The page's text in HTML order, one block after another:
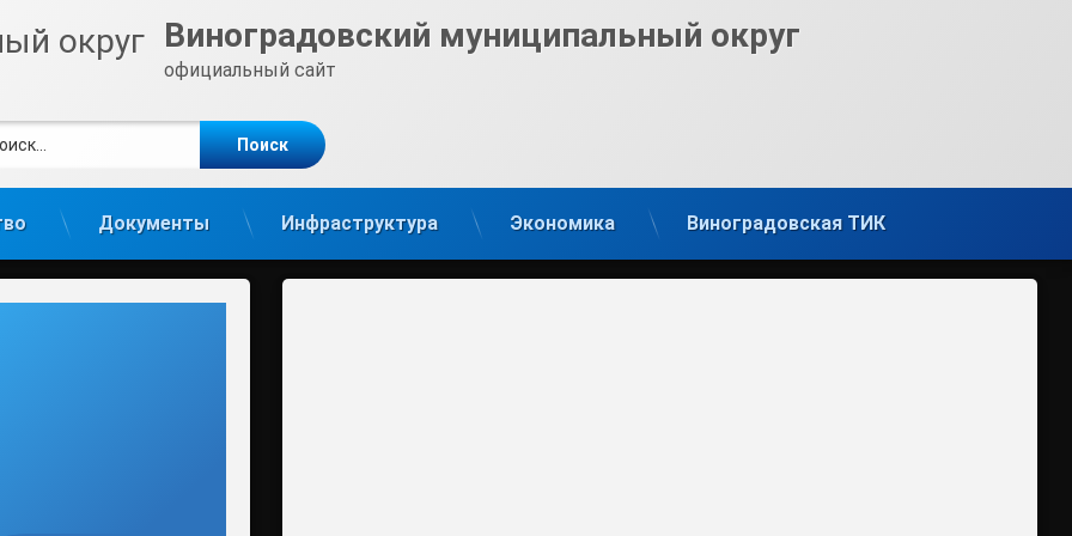
Виноградовский муниципальный округ
официальный сайт
Документы Инфраструктура Экономика Виноградовская ТИК